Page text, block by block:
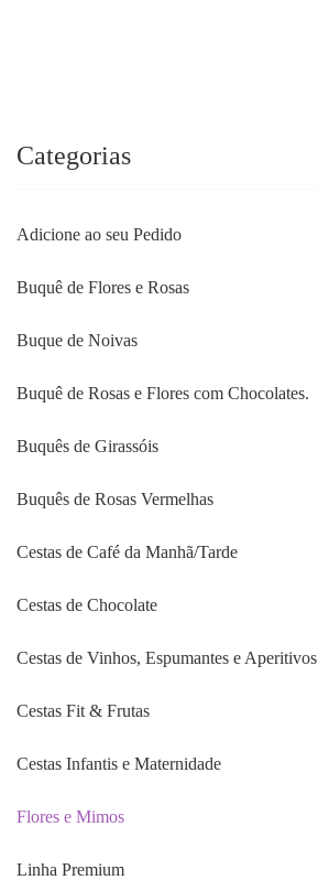
Categorias
Adicione ao seu Pedido
Buquê de Flores e Rosas
Buque de Noivas
Buquê de Rosas e Flores com Chocolates.
Buquês de Girassóis
Buquês de Rosas Vermelhas
Cestas de Café da Manhã/Tarde
Cestas de Chocolate
Cestas de Vinhos, Espumantes e Aperitivos
Cestas Fit & Frutas
Cestas Infantis e Maternidade
Flores e Mimos
Linha Premium